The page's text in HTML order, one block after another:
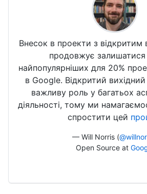
Внесок в проекти з відкритим
продовжує
найпопулярніших для 20%
в Google. Відкритий
важливу роль у багатьох
діяльності, тому ми
спростити цей
— Will Norris (
Open Source at